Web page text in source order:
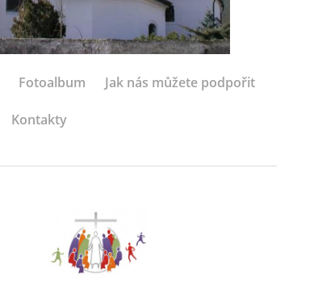
Fotoalbum Jak nás můžete podpořit
Kontakty